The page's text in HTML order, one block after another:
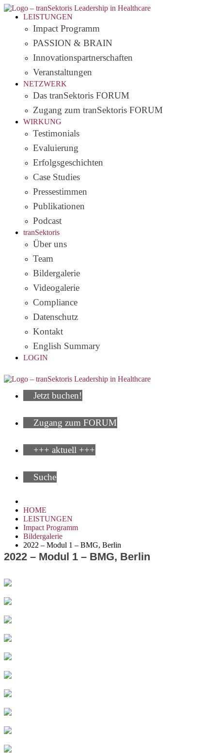
LEISTUNGEN
Impact Programm
PASSION & BRAIN
Innovationspartnerschaften
Veranstaltungen
NETZWERK
Das tranSektoris FORUM
Zugang zum tranSektoris FORUM
WIRKUNG
Testimonials
Evaluierung
Erfolgsgeschichten
Case Studies
Pressestimmen
Publikationen
Podcast
tranSektoris
Über uns
Team
Bildergalerie
Videogalerie
Compliance
Datenschutz
Kontakt
English Summary
LOGIN
Jetzt buchen!
Zugang zum FORUM
+++ aktuell +++
Suche
HOME
LEISTUNGEN
Impact Programm
Bildergalerie
2022 – Modul 1 – BMG, Berlin
2022 – Modul 1 – BMG, Berlin